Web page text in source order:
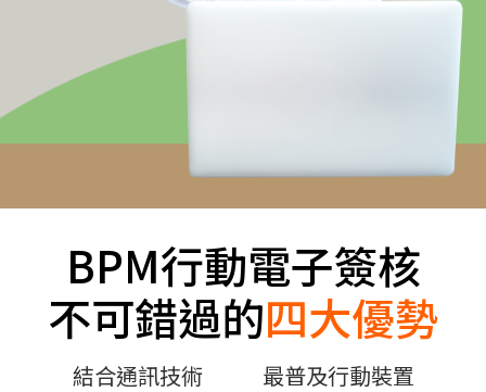
BPM行動電子簽核
不可錯過的四大優勢
結合通訊技術
最普及行動裝置